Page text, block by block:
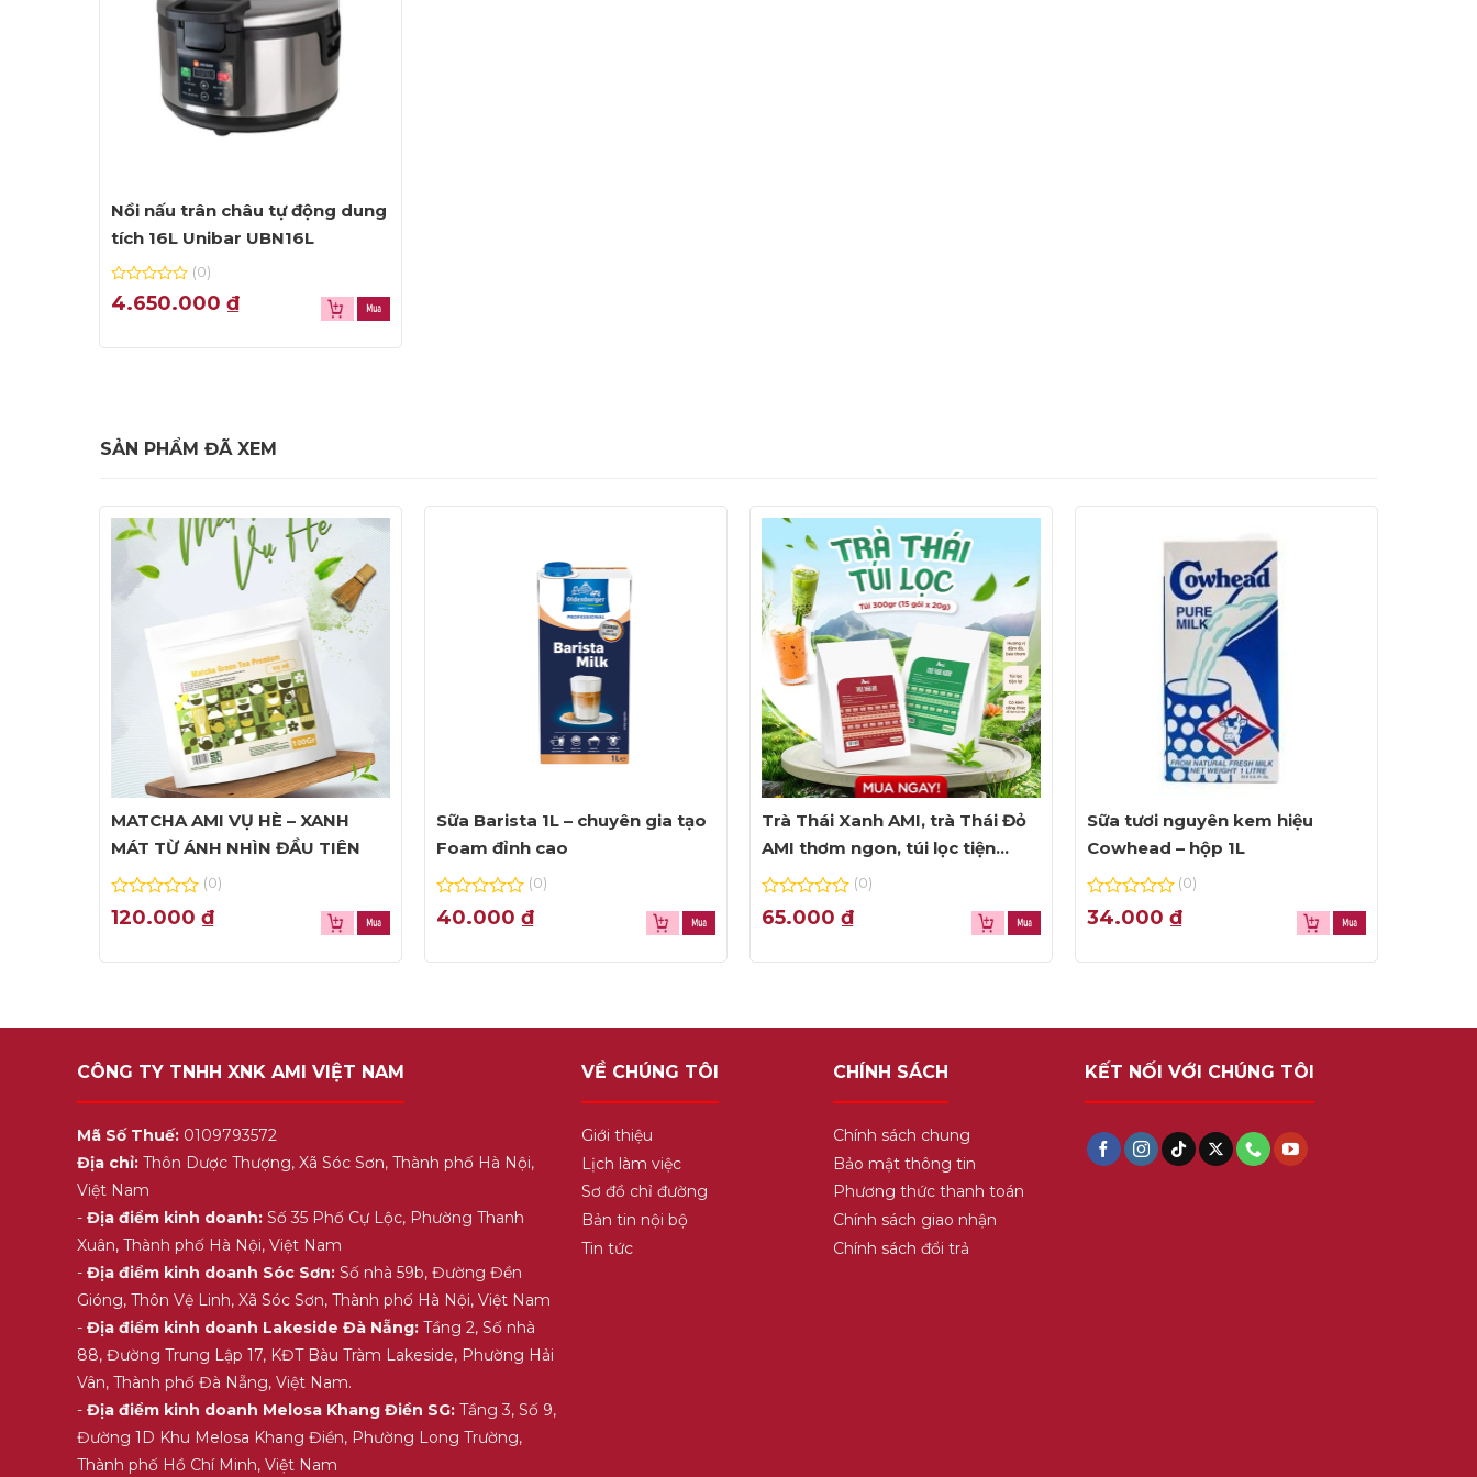
Nồi nấu trân châu tự động dung
tích 16L Unibar UBN16L
0
out
5
(0)
4.650.000₫
SẢN PHẨM ĐÃ XEM
MATCHA AMI VỤ HÈ – XANH
MÁT TỪ ÁNH NHÌN ĐẦU TIÊN
0
out
5
(0)
120.000₫
Sữa Barista 1L – chuyên gia tạo
Foam đỉnh cao
0
out
5
(0)
40.000₫
Trà Thái Xanh AMI, trà Thái Đỏ
AMI thơm ngon, túi lọc tiện
dụng
0
out
5
(0)
65.000 ₫
Sữa tươi nguyên kem hiệu
Cowhead – hộp 1L
0
out
5
(0)
34.000 ₫
CÔNG TY TNHH XNK AMI VIỆT NAM
Mã Số Thuế: 0109793572
Địa chỉ: Thôn Dược Thượng, Xã Sóc Sơn, Thành phố Hà Nội,
Việt Nam
-Địa điểm kinh doanh: Số 35 Phố Cự Lộc, Phường Thanh
Xuân, Thành phố Hà Nội, Việt Nam
-Địa điểm kinh doanh Sóc Sơn: Số nhà 59b, Đường Đền
Gióng, Thôn Vệ Linh, Xã Sóc Sơn, Thành phố Hà Nội, Việt Nam
-Địa điểm kinh doanh Lakeside Đà Nẵng: Tầng 2, Số nhà
88, Đường Trung Lập 17, KĐT Bàu Tràm Lakeside, Phường Hải
Vân, Thành phố Đà Nẵng, Việt Nam.
-Địa điểm kinh doanh Melosa Khang Điền SG: Tầng 3, Số 9,
Đường 1D Khu Melosa Khang Điền, Phường Long Trường,
Thành phố Hồ Chí Minh, Việt Nam
VỀ CHÚNG TÔI
Giới thiệu
Lịch làm việc
Sơ đồ chỉ đường
Bản tin nội bộ
Tin tức
CHÍNH SÁCH
Chính sách chung
Bảo mật thông tin
Phương thức thanh toán
Chính sách giao nhận
Chính sách đổi trả
KẾT NỐI VỚI CHÚNG TÔI